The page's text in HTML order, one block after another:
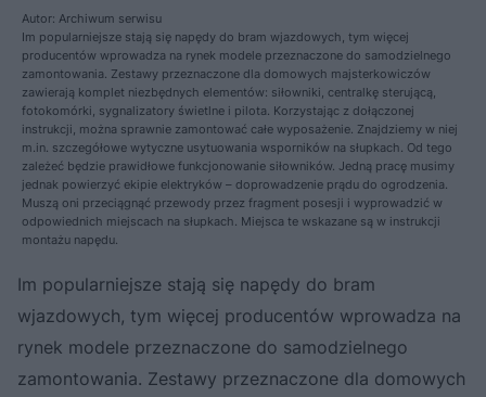
Autor: Archiwum serwisu
Im popularniejsze stają się napędy do bram wjazdowych, tym więcej
producentów wprowadza na rynek modele przeznaczone do samodzielnego
zamontowania. Zestawy przeznaczone dla domowych majsterkowiczów
zawierają komplet niezbędnych elementów: siłowniki, centralkę sterującą,
fotokomórki, sygnalizatory świetlne i pilota. Korzystając z dołączonej
instrukcji, można sprawnie zamontować całe wyposażenie. Znajdziemy w niej
m.in. szczegółowe wytyczne usytuowania wsporników na słupkach. Od tego
zależeć będzie prawidłowe funkcjonowanie siłowników. Jedną pracę musimy
jednak powierzyć ekipie elektryków – doprowadzenie prądu do ogrodzenia.
Muszą oni przeciągnąć przewody przez fragment posesji i wyprowadzić w
odpowiednich miejscach na słupkach. Miejsca te wskazane są w instrukcji
montażu napędu.
Im popularniejsze stają się napędy do bram
wjazdowych, tym więcej producentów wprowadza na
rynek modele przeznaczone do samodzielnego
zamontowania. Zestawy przeznaczone dla domowych